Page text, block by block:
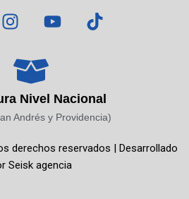
I
n
t
a
g
r
m
Y
o
b
e
T
i
k
Nivel Nacional
Andrés y Providencia)
derechos reservados | Desarrollado
Seisk agencia